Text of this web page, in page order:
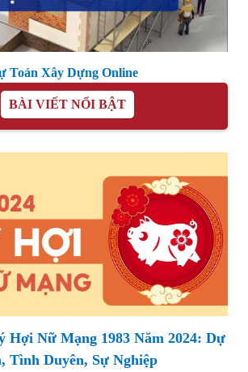
Toán Xây Dựng Online
BÀI VIẾT NỔI BẬT
Hợi Nữ Mạng 1983 Năm 2024: Dự
Tình Duyên, Sự Nghiệp